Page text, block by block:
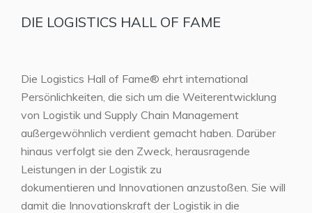
DIE LOGISTICS HALL OF FAME
Die Logistics Hall of Fame® ehrt international
Persönlichkeiten, die sich um die Weiterentwicklung
von Logistik und Supply Chain Management
außergewöhnlich verdient gemacht haben. Darüber
hinaus verfolgt sie den Zweck, herausragende
Leistungen in der Logistik zu
dokumentieren und Innovationen anzustoßen. Sie will
damit die Innovationskraft der Logistik in die